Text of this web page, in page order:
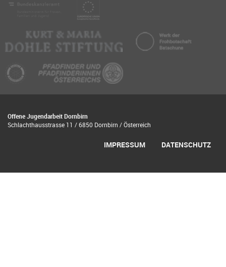
Offene Jugendarbeit Dornbirn
Schlachthausstrasse 11 / 6850 Dornbirn / Österreich
IMPRESSUM DATENSCHUTZ